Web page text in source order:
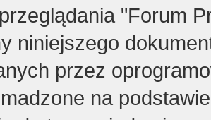
"Forum
niniejszego
przez
na